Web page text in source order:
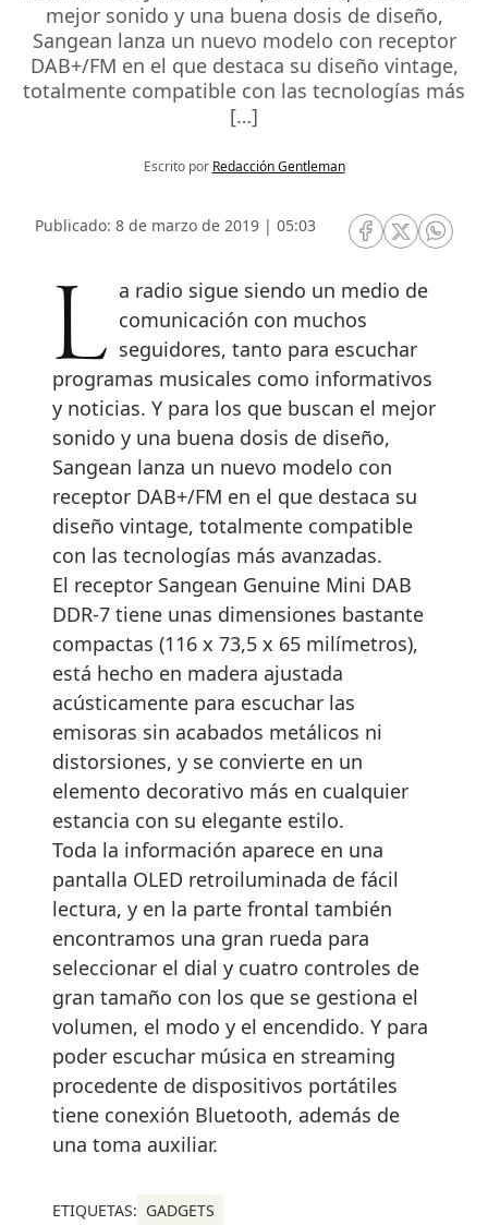
mejor sonido y una buena dosis de diseño,
Sangean lanza un nuevo modelo con receptor
DAB+/FM en el que destaca su diseño vintage,
totalmente compatible con las tecnologías más
[…]
Escrito por Redacción Gentleman
Publicado: 8 de marzo de 2019 | 05:03
RRSS Facebook
RRSSRRSS
La radio sigue siendo un medio de comunicación con muchos
seguidores, tanto para escuchar
programas musicales como informativos
y noticias. Y para los que buscan el mejor
sonido y una buena dosis de diseño,
Sangean lanza un nuevo modelo con
receptor DAB+/FM en el que destaca su
diseño vintage, totalmente compatible
con las tecnologías más avanzadas.
El receptor Sangean Genuine Mini DAB
DDR-7 tiene unas dimensiones bastante
compactas (116 x 73,5 x 65 milímetros),
está hecho en madera ajustada
acústicamente para escuchar las
emisoras sin acabados metálicos ni
distorsiones, y se convierte en un
elemento decorativo más en cualquier
estancia con su elegante estilo.
Toda la información aparece en una
pantalla OLED retroiluminada de fácil
lectura, y en la parte frontal también
encontramos una gran rueda para
seleccionar el dial y cuatro controles de
gran tamaño con los que se gestiona el
volumen, el modo y el encendido. Y para
poder escuchar música en streaming
procedente de dispositivos portátiles
tiene conexión Bluetooth, además de
una toma auxiliar.
ETIQUETAS: GADGETS